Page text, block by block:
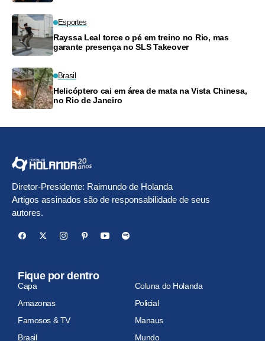
Esportes
Rayssa Leal torce o pé em treino no Rio, mas
garante presença no SLS Takeover
Brasil
Helicóptero cai em área de mata na Vista Chinesa,
no Rio de Janeiro
Diretor-Presidente: Raimundo de Holanda
Artigos assinados são de responsabilidade de seus
autores.
Fique por dentro
Capa
Coluna do Holanda
Amazonas
Policial
Famosos & TV
Manaus
Brasil
Mundo